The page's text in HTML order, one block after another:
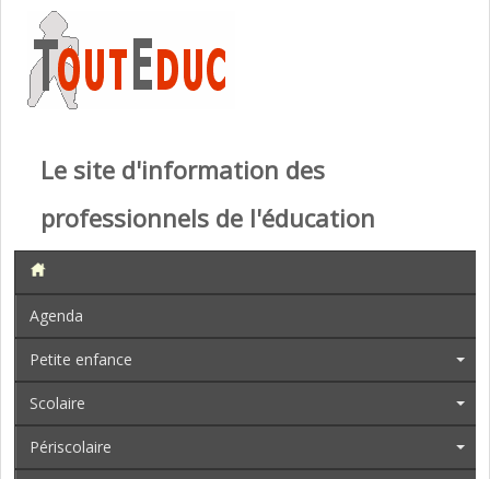
Le site d'information des
professionnels de l'éducation
Agenda
Petite enfance
Scolaire
Périscolaire